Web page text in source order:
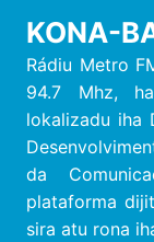
KONA-
Rádiu Metro
94.7 Mhz,
lokalizadu iha
da
plataforma
sira atu rona